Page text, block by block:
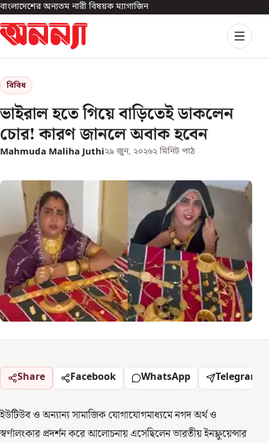
বাংলাদেশের অন্যতম নারী বিষয়ক ম্যাগাজিন
বিবিধ
ভাইরাল হতে গিয়ে বাড়িতেই ডাকলেন
চোর! কারণ জানলে অবাক হবেন
Mahmuda Maliha Juthi২৯ জুন, ২০২৬২ মিনিট পাঠ
Share Facebook WhatsApp Telegram
ইউটিউব ও অন্যান্য সামাজিক যোগাযোগমাধ্যমে নগদ অর্থ ও
স্বর্ণালংকার প্রদর্শন করে আলোচনায় এসেছিলেন ভারতীয় ইনফ্লুয়েন্সার